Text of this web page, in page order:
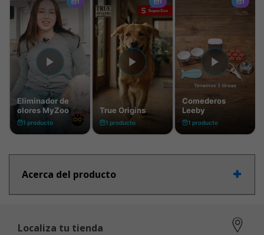
Acerca del producto
Localiza tu tienda